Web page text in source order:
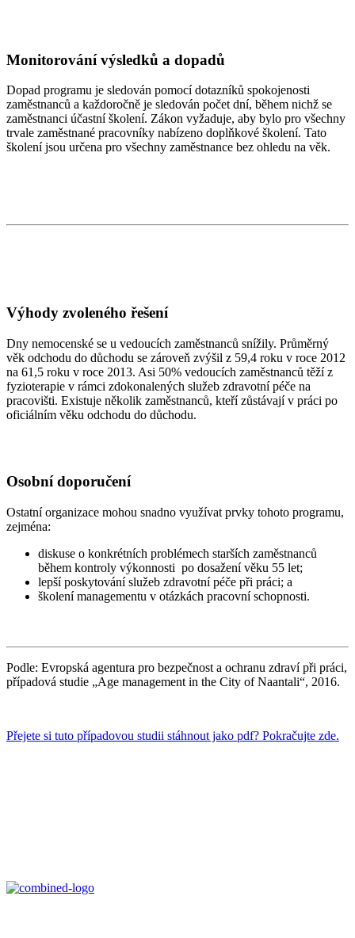
Monitorování výsledků a dopadů
Dopad programu je sledován pomocí dotazníků spokojenosti
zaměstnanců a každoročně je sledován počet dní, během nichž se
zaměstnanci účastní školení. Zákon vyžaduje, aby bylo pro všechny
trvale zaměstnané pracovníky nabízeno doplňkové školení. Tato
školení jsou určena pro všechny zaměstnance bez ohledu na věk.
Výhody zvoleného řešení
Dny nemocenské se u vedoucích zaměstnanců snížily. Průměrný
věk odchodu do důchodu se zároveň zvýšil z 59,4 roku v roce 2012
na 61,5 roku v roce 2013. Asi 50% vedoucích zaměstnanců těží z
fyzioterapie v rámci zdokonalených služeb zdravotní péče na
pracovišti. Existuje několik zaměstnanců, kteří zůstávají v práci po
oficiálním věku odchodu do důchodu.
Osobní doporučení
Ostatní organizace mohou snadno využívat prvky tohoto programu,
zejména:
diskuse o konkrétních problémech starších zaměstnanců
během kontroly výkonnosti po dosažení věku 55 let;
lepší poskytování služeb zdravotní péče při práci; a
školení managementu v otázkách pracovní schopnosti.
Podle: Evropská agentura pro bezpečnost a ochranu zdraví při práci,
případová studie „Age management in the City of Naantali“, 2016.
Přejete si tuto případovou studii stáhnout jako pdf? Pokračujte zde.